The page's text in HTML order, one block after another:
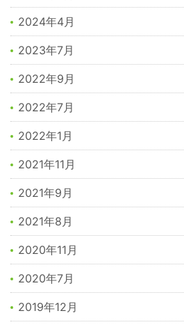
2024年4月
2023年7月
2022年9月
2022年7月
2022年1月
2021年11月
2021年9月
2021年8月
2020年11月
2020年7月
2019年12月